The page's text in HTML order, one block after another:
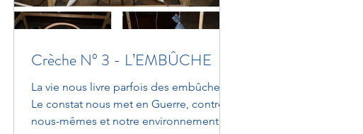
Crèche N° 3 - L’EMBÛCHE
La vie nous livre parfois des embûches.
Le constat nous met en Guerre, contre
nous-mêmes et notre environnement.